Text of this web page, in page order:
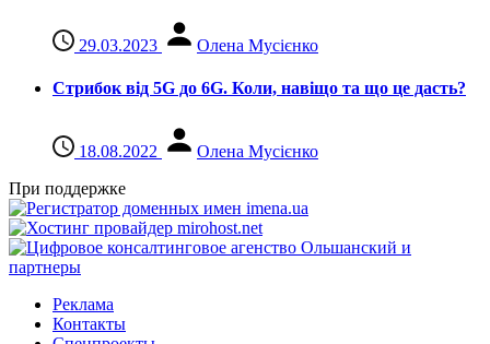
29.03.2023 Олена Мусієнко
Стрибок від 5G до 6G. Коли, навіщо та що це даcть?
18.08.2022
Олена Мусієнко
При поддержке
Реклама
Контакты